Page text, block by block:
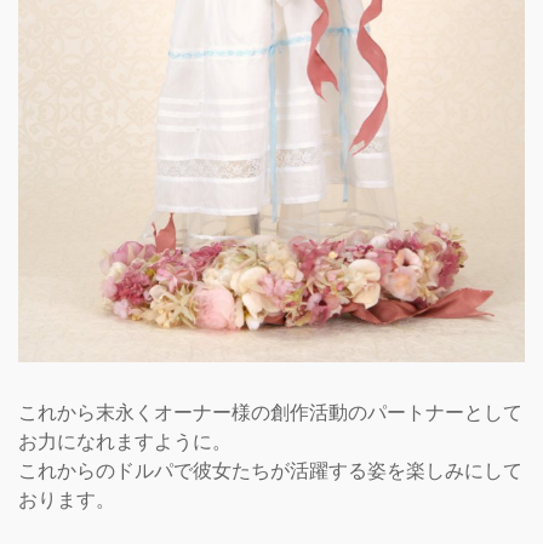
これから末永くオーナー様の創作活動のパートナーとして
お力になれますように。
これからのドルパで彼女たちが活躍する姿を楽しみにして
おります。